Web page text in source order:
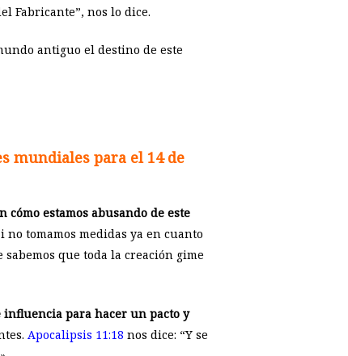
Fabricante”, nos lo dice.
antiguo el destino de este
mundiales para el 14 de
estamos abusando de este
tomamos medidas ya en cuanto
sabemos que toda la creación gime
influencia para hacer un pacto y
Apocalipsis 11:18 nos dice: “Y se